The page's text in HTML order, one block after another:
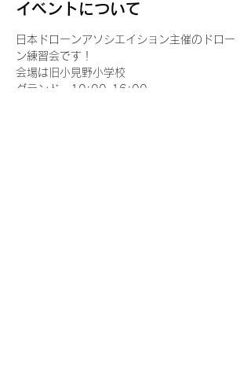
イベントについて
日本ドローンアソシエイション主催のドロー
ン練習会です！
会場は旧小見野小学校
グランド　10:00-16:00